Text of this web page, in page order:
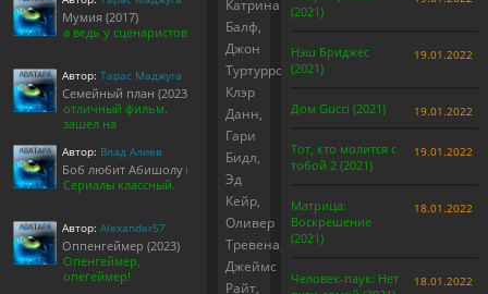
Катрина
Балф,
Джон
Туртурро,
Клэр
Данн,
Гари
Бидл,
Эд
Кейр,
Оливер
Тревена,
Джеймс
Райт,
Мумия (2017)
а ведь у сценаристов
Автор: Тарас Маджуга
Семейный план (2023)
отличный фильм.
зашел на
Автор: Влад Алиев
Боб любит Абишолу (1-5 сезон)
Сериалы классный.
Автор: Alexander57
Оппенгеймер (2023)
Опенгеймер,
опегеймер!
(2021)
Нэш Бриджес
(2021)
19.01.2022
Дом Gucci (2021) 19.01.2022
Тот, кто молится с
тобой 2 (2021)
19.01.2022
Матрица:
Воскрешение
(2021)
18.01.2022
Человек-паук: Нет
18.01.2022